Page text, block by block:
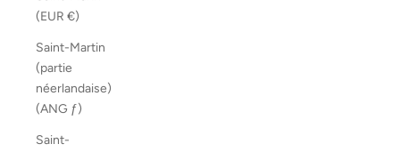
(EUR €)
Saint-Martin
(partie
néerlandaise)
(ANG ƒ)
Saint-